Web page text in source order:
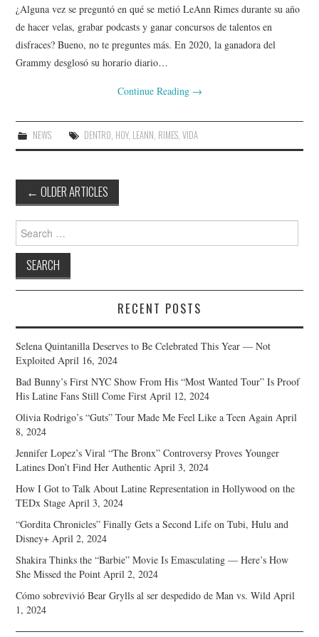
¿Alguna vez se preguntó en qué se metió LeAnn Rimes durante su año
de hacer velas, grabar podcasts y ganar concursos de talentos en
disfraces? Bueno, no te preguntes más. En 2020, la ganadora del
Grammy desglosó su horario diario…
Continue Reading →
NEWS DENTRO, HOY, LEANN, RIMES, VIDA
Post
navigation
← OLDER ARTICLES
Search
for:
RECENT POSTS
Selena Quintanilla Deserves to Be Celebrated This Year — Not
Exploited April 16, 2024
Bad Bunny’s First NYC Show From His “Most Wanted Tour” Is Proof
His Latine Fans Still Come First April 12, 2024
Olivia Rodrigo’s “Guts” Tour Made Me Feel Like a Teen Again April
8, 2024
Jennifer Lopez’s Viral “The Bronx” Controversy Proves Younger
Latines Don’t Find Her Authentic April 3, 2024
How I Got to Talk About Latine Representation in Hollywood on the
TEDx Stage April 3, 2024
“Gordita Chronicles” Finally Gets a Second Life on Tubi, Hulu and
Disney+ April 2, 2024
Shakira Thinks the “Barbie” Movie Is Emasculating — Here’s How
She Missed the Point April 2, 2024
Cómo sobrevivió Bear Grylls al ser despedido de Man vs. Wild April
1, 2024